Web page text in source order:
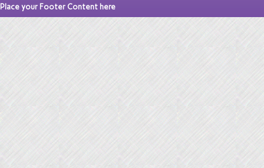
Place your Footer Content here